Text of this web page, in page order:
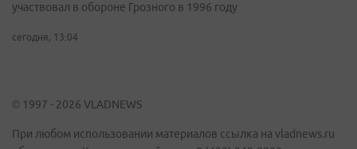
участвовал в обороне Грозного в 1996 году
сегодня, 13:04
© 1997 - 2026 VLADNEWS
При любом использовании материалов ссылка на vladnews.ru